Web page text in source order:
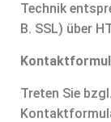
Technik
B. SSL) über
Treten Sie